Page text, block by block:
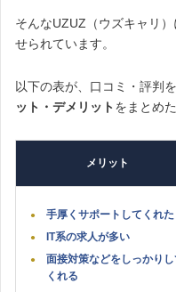
そんなUZUZ（ウズキャリ
せられています。
以下の表が、口コミ・評判を
ット・デメリットをまとめ
メリット
手厚くサポートしてくれた
IT系の求人が多い
面接対策などをしっかりし
くれる